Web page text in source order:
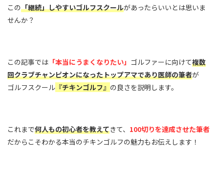
この「継続」しやすいゴルフスクールがあったらいいとは思いま
せんか？
この記事では 「本当にうまくなりたい」 ゴルファーに向けて複数
回クラブチャンピオンになったトップアマであり医師の筆者が
ゴルフスクール 『チキンゴルフ』 の良さを説明します。
これまで何人もの初心者を教えてきて、 100切りを達成させた筆者
だからこそわかる本当のチキンゴルフの魅力もお伝えします！